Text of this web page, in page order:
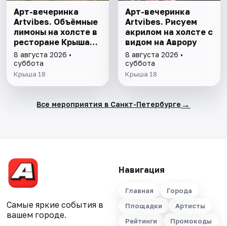
Арт-вечеринка
Artvibes. Объёмные
лимоны на холсте в
ресторане Крыша
18
8 августа 2026 •
суббота
Крыша 18
Арт-вечеринка
Artvibes. Рисуем
акрилом на холсте с
видом на Аврору
8 августа 2026 •
суббота
Крыша 18
Все мероприятия в Санкт-Петербурге →
Самые яркие события в
вашем городе.
Навигация
Главная
Города
Площадки
Артисты
Рейтинги
Промокоды